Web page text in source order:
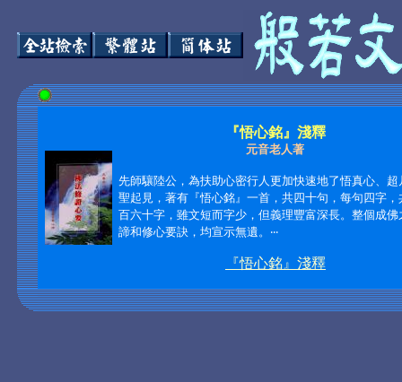
『悟心銘』淺釋
元音老人著
先師驤陸公，為扶助心密行人更加快速地了悟真心、超
聖起見，著有『悟心銘』一首，共四十句，每句四字，
百六十字，雖文短而字少，但義理豐富深長。整個成佛
諦和修心要訣，均宣示無遺。‧‧‧
『悟心銘』淺釋